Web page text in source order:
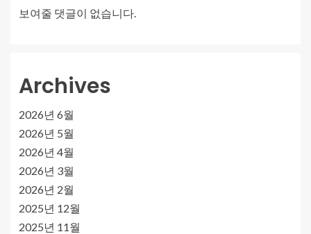
보여줄 댓글이 없습니다.
Archives
2026년 6월
2026년 5월
2026년 4월
2026년 3월
2026년 2월
2025년 12월
2025년 11월